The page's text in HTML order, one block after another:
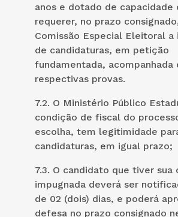
anos e dotado de capacidade
requerer, no prazo
Comissão Especial Eleitoral a
de candidaturas, em petição
fundamentada, acompanhada
respectivas provas.
7.2. O Ministério Público
condição de fiscal do
escolha, tem legitimidade
candidaturas, em igual prazo;
7.3. O candidato que tiver sua
impugnada deverá ser
de 02 (dois) dias, e poderá
defesa no prazo consignado